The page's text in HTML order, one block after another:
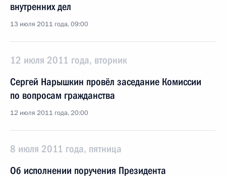
внутренних дел
13 июля 2011 года, 09:00
12 июля 2011 года, вторник
Сергей Нарышкин провёл заседание Комиссии
по вопросам гражданства
12 июля 2011 года, 20:00
8 июля 2011 года, пятница
Об исполнении поручения Президента